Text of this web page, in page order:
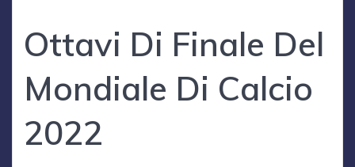
Ottavi Di Finale Del
Mondiale Di Calcio
2022